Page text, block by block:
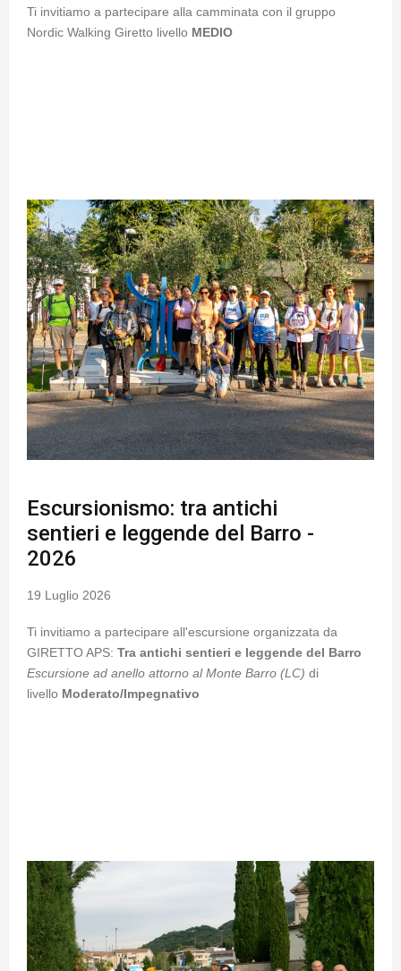
Ti invitiamo a partecipare alla camminata con il gruppo
Nordic Walking Giretto livello MEDIO
Escursionismo: tra antichi
sentieri e leggende del Barro -
2026
19 Luglio 2026
Ti invitiamo a partecipare all'escursione organizzata da
GIRETTO APS: Tra antichi sentieri e leggende del Barro
Escursione ad anello attorno al Monte Barro (LC) di
livello Moderato/Impegnativo